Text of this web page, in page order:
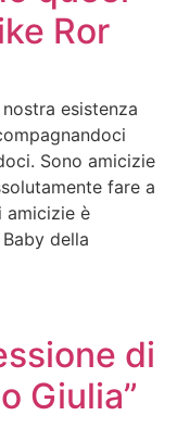
Ror
esistenza
Sono amicizie
fare a
amicizie è
della
di
Giulia”